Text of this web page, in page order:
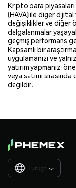
Kripto para
(HAVA) ile diğer dijital
değişiklikler ve diğer
dalgalanmalar
geçmiş performans
Kapsamlı bir
uygulamanızı ve
yatırım yapmanızı
veya satımı
değildir.
Türkçe 